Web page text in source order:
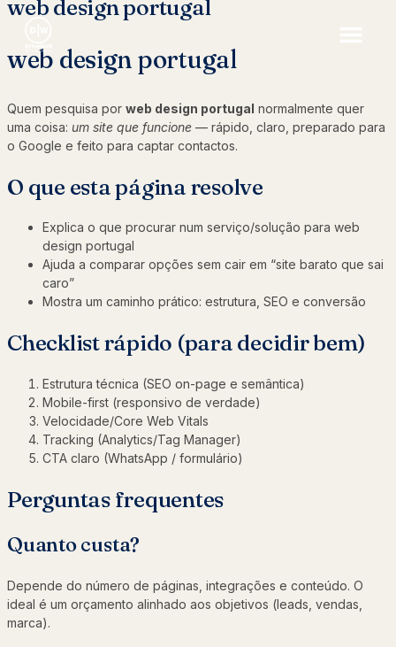
web design portugal
web design portugal
Quem pesquisa por web design portugal normalmente quer
uma coisa: um site que funcione — rápido, claro, preparado para
o Google e feito para captar contactos.
O que esta página resolve
Explica o que procurar num serviço/solução para web
design portugal
Ajuda a comparar opções sem cair em “site barato que sai
caro”
Mostra um caminho prático: estrutura, SEO e conversão
Checklist rápido (para decidir bem)
Estrutura técnica (SEO on-page e semântica)
Mobile-first (responsivo de verdade)
Velocidade/Core Web Vitals
Tracking (Analytics/Tag Manager)
CTA claro (WhatsApp / formulário)
Perguntas frequentes
Quanto custa?
Depende do número de páginas, integrações e conteúdo. O
ideal é um orçamento alinhado aos objetivos (leads, vendas,
marca).